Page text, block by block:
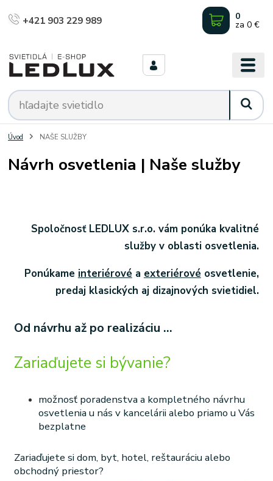
+421 903 229 989 0
za 0 €
Úvod NAŠE SLUŽBY
Návrh osvetlenia | Naše služby
Spoločnosť LEDLUX s.r.o. vám ponúka kvalitné
služby v oblasti osvetlenia.
Ponúkame interiérovéa exteriérovéosvetlenie,
predaj klasických aj dizajnových svietidiel.
Od návrhu až po realizáciu ...
Zariaďujete si bývanie?
možnosť poradenstva a kompletného návrhu
osvetlenia u nás v kancelárii alebo priamo u Vás
bezplatne
Zariaďujete si dom, byt, hotel, reštauráciu alebo
obchodný priestor?